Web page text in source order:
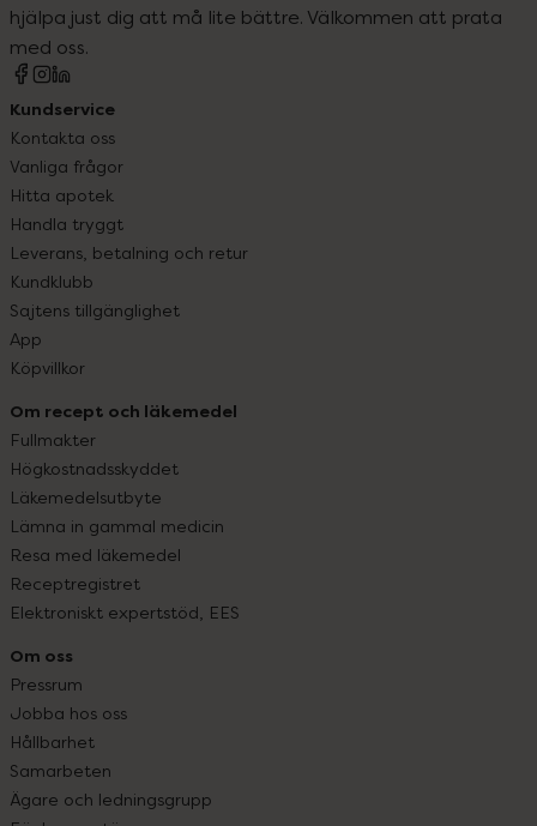
hjälpa just dig att må lite bättre. Välkommen att prata
med oss.
Kundservice
Kontakta oss
Vanliga frågor
Hitta apotek
Handla tryggt
Leverans, betalning och retur
Kundklubb
Sajtens tillgänglighet
App
Köpvillkor
Om recept och läkemedel
Fullmakter
Högkostnadsskyddet
Läkemedelsutbyte
Lämna in gammal medicin
Resa med läkemedel
Receptregistret
Elektroniskt expertstöd, EES
Om oss
Pressrum
Jobba hos oss
Hållbarhet
Samarbeten
Ägare och ledningsgrupp